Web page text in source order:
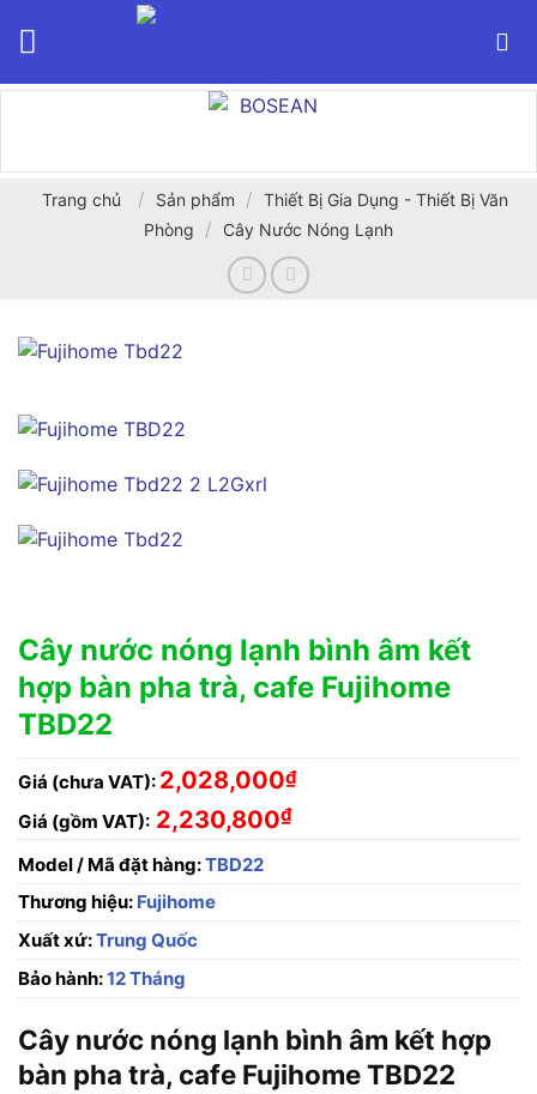
Trang chủ / Sản phẩm / Thiết Bị Gia Dụng - Thiết Bị Văn
Phòng
/ Cây Nước Nóng Lạnh
Cây nước nóng lạnh bình âm kết
hợp bàn pha trà, cafe Fujihome
TBD22
Giá (chưa VAT): 2,028,000₫
Giá (gồm VAT): 2,230,800₫
Model / Mã đặt hàng:TBD22
Thương hiệu: Fujihome
Xuất xứ:Trung Quốc
Bảo hành:12 Tháng
Cây nước nóng lạnh bình âm kết hợp
bàn pha trà, cafe Fujihome TBD22